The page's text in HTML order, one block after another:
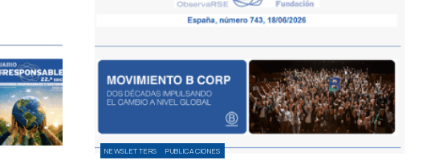
NEWSLETTERS PUBLICACIONES